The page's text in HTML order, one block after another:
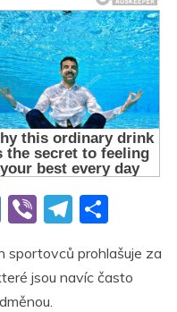
V
Vi
er
T
e
h
ar
sportovců prohlašuje za
jsou navíc často